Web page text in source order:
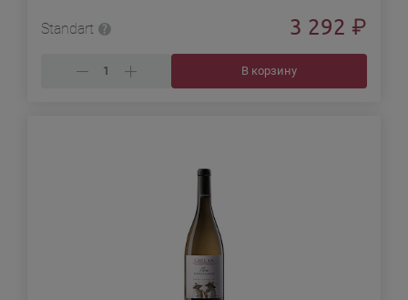
Standart 3 292 ₽
В корзину